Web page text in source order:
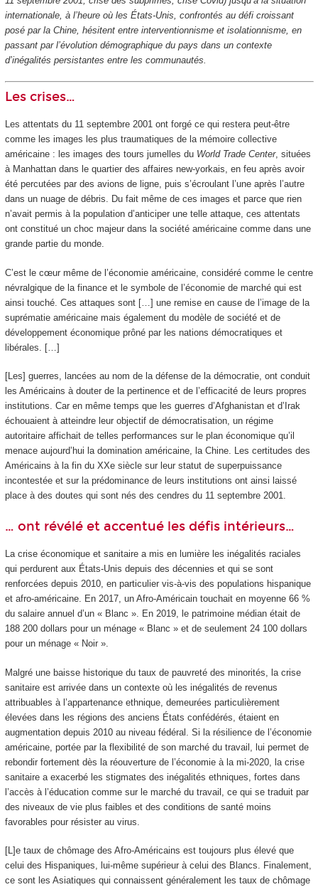
internationale, à l’heure où les États-Unis, confrontés au défi croissant
posé par la Chine, hésitent entre interventionnisme et isolationnisme, en
passant par l’évolution démographique du pays dans un contexte
d’inégalités persistantes entre les communautés.
Les crises…
Les attentats du 11 septembre 2001 ont forgé ce qui restera peut-être
comme les images les plus traumatiques de la mémoire collective
américaine : les images des tours jumelles du World Trade Center, situées
à Manhattan dans le quartier des affaires new-yorkais, en feu après avoir
été percutées par des avions de ligne, puis s’écroulant l’une après l’autre
dans un nuage de débris. Du fait même de ces images et parce que rien
n’avait permis à la population d’anticiper une telle attaque, ces attentats
ont constitué un choc majeur dans la société américaine comme dans une
grande partie du monde.
C’est le cœur même de l’économie américaine, considéré comme le centre
névralgique de la finance et le symbole de l’économie de marché qui est
ainsi touché. Ces attaques sont […] une remise en cause de l’image de la
suprématie américaine mais également du modèle de société et de
développement économique prôné par les nations démocratiques et
libérales. […]
[Les] guerres, lancées au nom de la défense de la démocratie, ont conduit
les Américains à douter de la pertinence et de l’efficacité de leurs propres
institutions. Car en même temps que les guerres d’Afghanistan et d’Irak
échouaient à atteindre leur objectif de démocratisation, un régime
autoritaire affichait de telles performances sur le plan économique qu’il
menace aujourd’hui la domination américaine, la Chine. Les certitudes des
Américains à la fin du XXesiècle sur leur statut de superpuissance
incontestée et sur la prédominance de leurs institutions ont ainsi laissé
place à des doutes qui sont nés des cendres du 11 septembre 2001.
… ont révélé et accentué les défis intérieurs…
La crise économique et sanitaire a mis en lumière les inégalités raciales
qui perdurent aux États-Unis depuis des décennies et qui se sont
renforcées depuis 2010, en particulier vis-à‑vis des populations hispanique
et afro-américaine. En 2017, un Afro-Américain touchait en moyenne 66 %
du salaire annuel d’un « Blanc ». En 2019, le patrimoine médian était de
188 200 dollars pour un ménage « Blanc » et de seulement 24 100 dollars
pour un ménage « Noir ».
Malgré une baisse historique du taux de pauvreté des minorités, la crise
sanitaire est arrivée dans un contexte où les inégalités de revenus
attribuables à l’appartenance ethnique, demeurées particulièrement
élevées dans les régions des anciens États confédérés, étaient en
augmentation depuis 2010 au niveau fédéral. Si la résilience de l’économie
américaine, portée par la flexibilité de son marché du travail, lui permet de
rebondir fortement dès la réouverture de l’économie à la mi-2020, la crise
sanitaire a exacerbé les stigmates des inégalités ethniques, fortes dans
l’accès à l’éducation comme sur le marché du travail, ce qui se traduit par
des niveaux de vie plus faibles et des conditions de santé moins
favorables pour résister au virus.
[L]e taux de chômage des Afro-Américains est toujours plus élevé que
celui des Hispaniques, lui-même supérieur à celui des Blancs. Finalement,
ce sont les Asiatiques qui connaissent généralement les taux de chômage